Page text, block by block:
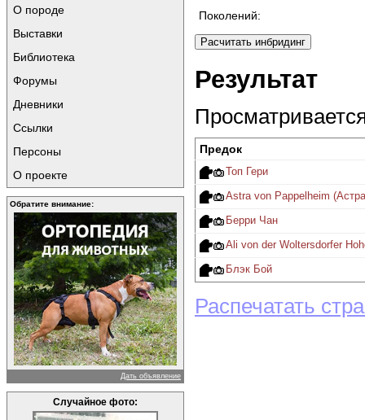
О породе
Выставки
Библиотека
Форумы
Дневники
Ссылки
Персоны
О проекте
Обратите внимание:
Дать объявление
Случайное фото:
Поколений:
Результат
Предок
Топ Гери
Astra von Pappelheim
Берри Чан
Ali von der Woltersdorfer
Блэк Бой
Распечатать